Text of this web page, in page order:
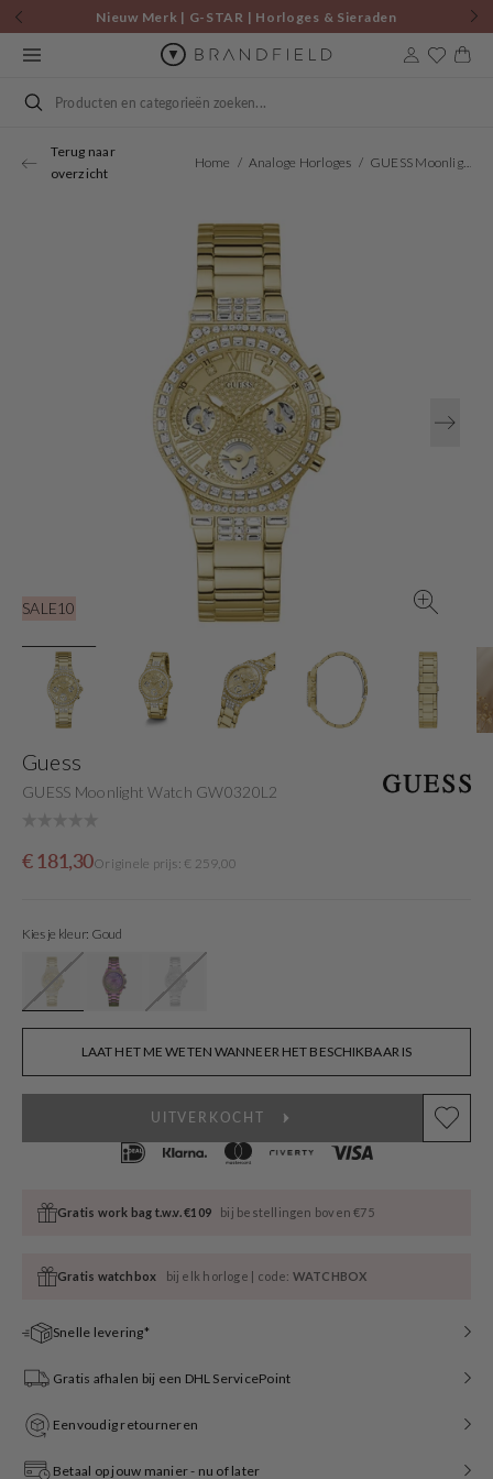
Skip to
content
Nieuw Merk | G-STAR | Horloges & Sieraden
Cart
Search
Terug naar
overzicht
Home Analoge Horloges GUESS Moonlight Watch GW0320L2
SALE10
Open
media
1
in
gallery
view
Guess
GUESS Moonlight Watch GW0320L2
Sale
€ 181,30
OrigineleOriginele prijs: € 259,00
Kies je kleur: Goud
LAAT HET ME WETEN WANNEER HET BESCHIKBAAR IS
UITVERKOCHT
Gratis work bag t.w.v. €109 bij bestellingen boven €75
Gratis watchbox bij elk horloge | code: WATCHBOX
Snelle levering*
Gratis afhalen bij een DHL ServicePoint
Eenvoudig retourneren
Betaal op jouw manier - nu of later